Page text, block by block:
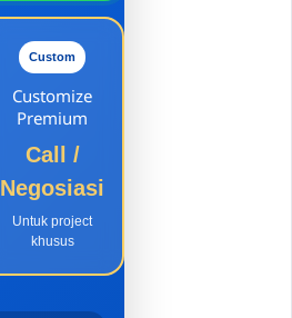
Custom
Customize
Premium
Call /
Negosiasi
Untuk project
khusus